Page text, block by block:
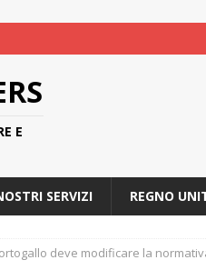
E
SERVIZI REGNO
deve modificare la